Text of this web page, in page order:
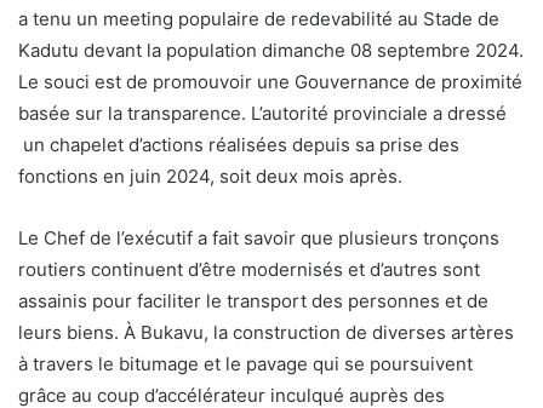
a tenu un meeting populaire de redevabilité au Stade de
Kadutu devant la population dimanche 08 septembre 2024.
Le souci est de promouvoir une Gouvernance de proximité
basée sur la transparence. L’autorité provinciale a dressé
un chapelet d’actions réalisées depuis sa prise des
fonctions en juin 2024, soit deux mois après.
Le Chef de l’exécutif a fait savoir que plusieurs tronçons
routiers continuent d’être modernisés et d’autres sont
assainis pour faciliter le transport des personnes et de
leurs biens. À Bukavu, la construction de diverses artères
à travers le bitumage et le pavage qui se poursuivent
grâce au coup d’accélérateur inculqué auprès des